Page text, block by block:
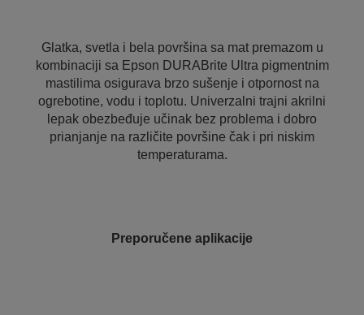
Glatka, svetla i bela površina sa mat premazom u
kombinaciji sa Epson DURABrite Ultra pigmentnim
mastilima osigurava brzo sušenje i otpornost na
ogrebotine, vodu i toplotu. Univerzalni trajni akrilni
lepak obezbeđuje učinak bez problema i dobro
prianjanje na različite površine čak i pri niskim
temperaturama.
Preporučene aplikacije